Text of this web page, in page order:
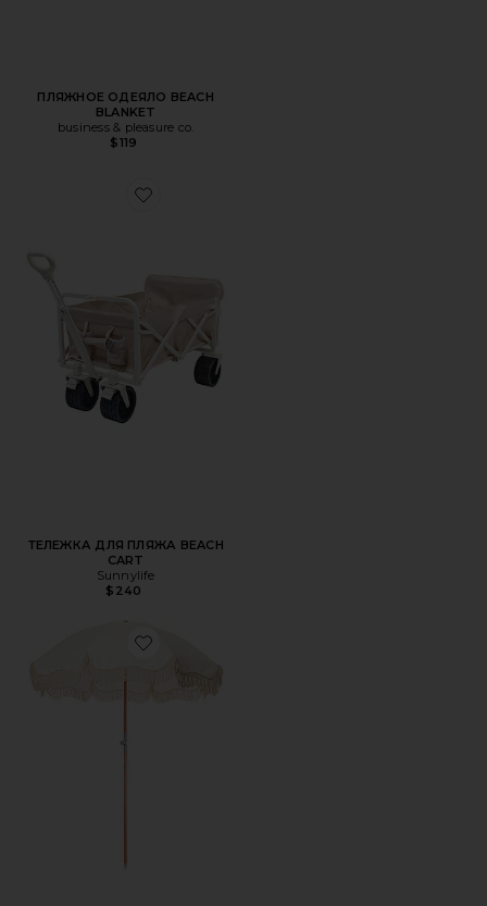
ПЛЯЖНОЕ ОДЕЯЛО BEACH
BLANKET
business & pleasure co.
$119
Favorite ТЕЛЕЖКА ДЛЯ ПЛЯЖА BEACH CART
ТЕЛЕЖКА ДЛЯ ПЛЯЖА BEACH
CART
Sunnylife
$240
Favorite ПЛЯЖНЫЙ ЗОНТ PREMIUM